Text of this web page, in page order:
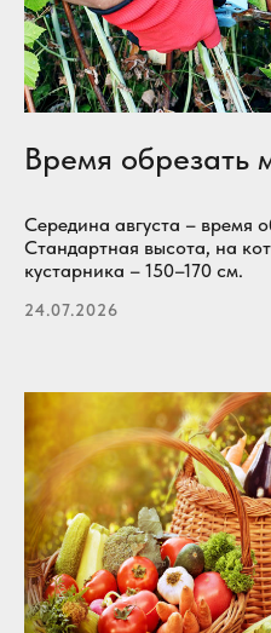
Время обрезать
Середина августа – время
Стандартная высота, на
кустарника – 150–170 см.
24.07.2026